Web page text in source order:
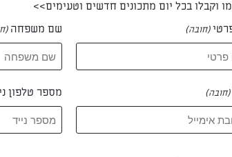
היטב.
וקבלו בכל יום מתכונים חדשים וטעימים>>
(חובה) שם משפחה
(חובה) מספר טלפון